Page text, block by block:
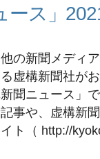
ース」
の新聞メディ
虚構新聞社が
聞ニュース」
事や、虚構新
ト（ http://